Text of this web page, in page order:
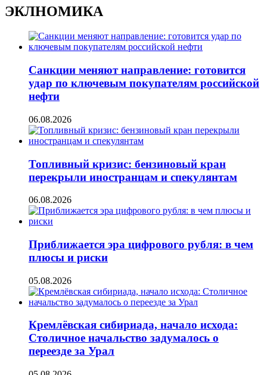
ЭКЛНОМИКА
Санкции меняют направление: готовится
удар по ключевым покупателям российской
нефти
06.08.2026
Топливный кризис: бензиновый кран
перекрыли иностранцам и спекулянтам
06.08.2026
Приближается эра цифрового рубля: в чем
плюсы и риски
05.08.2026
Кремлёвская сибириада, начало исхода:
Столичное начальство задумалось о
переезде за Урал